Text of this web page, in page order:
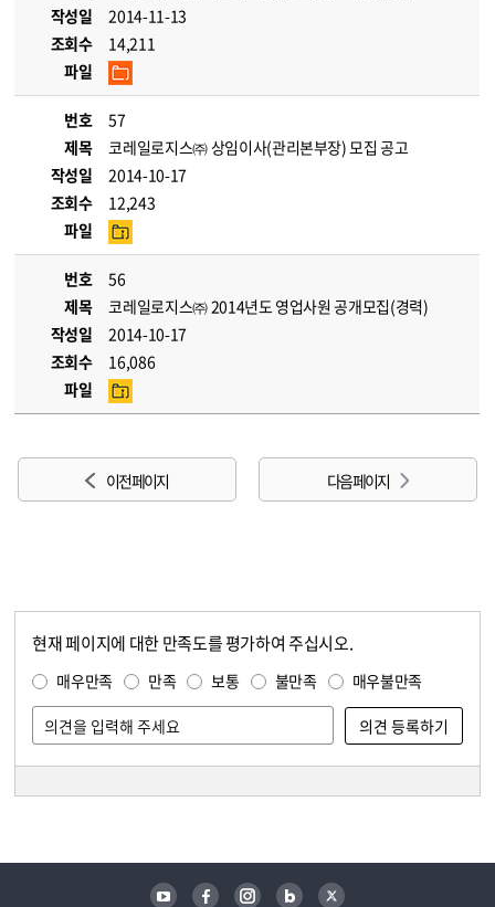
작성일
2014-11-13
조회수
14,211
파일
번호
57
제목
코레일로지스㈜ 상임이사(관리본부장) 모집 공고
작성일
2014-10-17
조회수
12,243
파일
번호
56
제목
코레일로지스㈜ 2014년도 영업사원 공개모집(경력)
작성일
2014-10-17
조회수
16,086
파일
이전 페이지 다음 페이지
현재 페이지에 대한 만족도를 평가하여 주십시오.
매우만족 만족 보통 불만족 매우불만족
유튜브 페이스북 인스타그램 블로그 트위터